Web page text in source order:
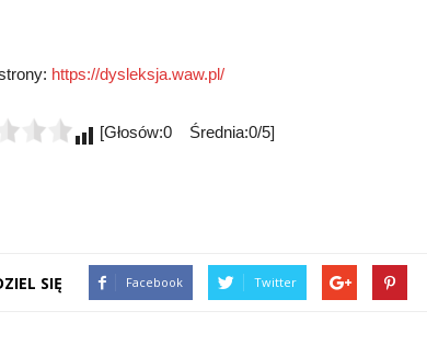
https://dysleksja.waw.pl/
[Głosów:0 Średnia:0/5]
SIĘ Facebook Twitter